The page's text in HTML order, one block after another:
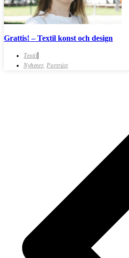
Grattis! – Textil konst och design
Textil
Nyheter, Porträtt